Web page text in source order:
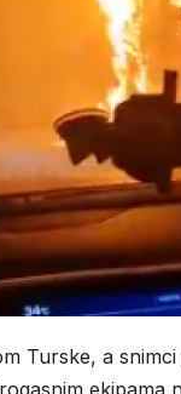
Turske, a
ekipama